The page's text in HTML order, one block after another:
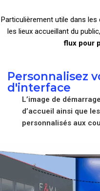
Particulièrement utile dans
les lieux accueillant du
flux pour
Personnalisez
d'interface
L’image de
d’accueil ainsi que
personnalisés aux